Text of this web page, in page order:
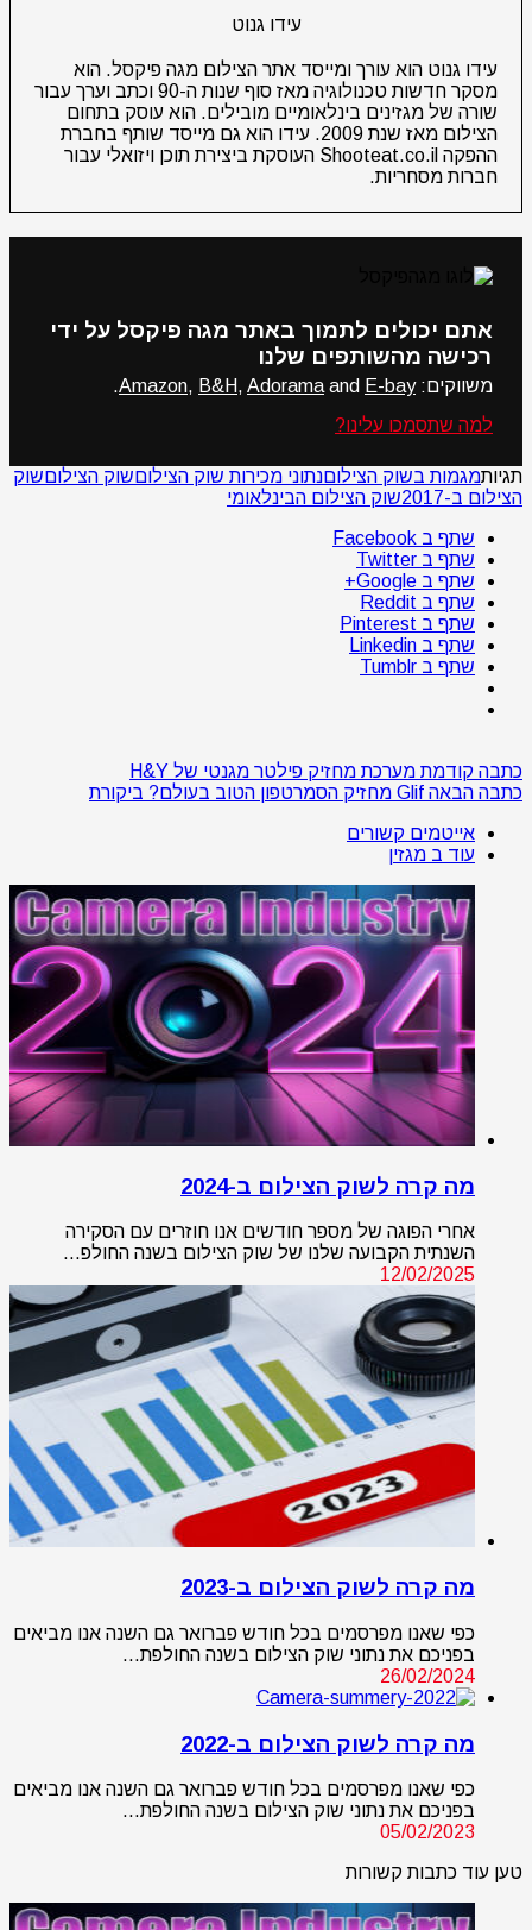
עידו גנוט
עידו גנוט הוא עורך ומייסד אתר הצילום מגה פיקסל. הוא
מסקר חדשות טכנולוגיה מאז סוף שנות ה-90 וכתב וערך עבור
שורה של מגזינים בינלאומיים מובילים. הוא עוסק בתחום
הצילום מאז שנת 2009. עידו הוא גם מייסד שותף בחברת
ההפקה Shooteat.co.il העוסקת ביצירת תוכן ויזואלי עבור
חברות מסחריות.
אתם יכולים לתמוך באתר מגה פיקסל על ידי
רכישה מהשותפים שלנו
משווקים: Amazon, B&H, Adorama and E-bay
.
למה שתסמכו עלינו?
תגיותמגמות בשוק הצילוםנתוני מכירות שוק הצילוםשוק הצילוםשוק
הצילום ב-2017
שוק הצילום הבינלאומי
שתף ב Facebook
שתף ב Twitter
שתף ב Google+
שתף ב Reddit
שתף ב Pinterest
שתף ב Linkedin
שתף ב Tumblr
כתבה קודמת מערכת מחזיק פילטר מגנטי של H&Y
כתבה הבאה
אייטמים קשורים
עוד ב מגזין
מה קרה לשוק הצילום ב-2024
אחרי הפוגה של מספר חודשים אנו חוזרים עם הסקירה
השנתית הקבועה שלנו של שוק הצילום בשנה החולפ…
12/02/2025
מה קרה לשוק הצילום ב-2023
כפי שאנו מפרסמים בכל חודש פברואר גם השנה אנו מביאים
בפניכם את נתוני שוק הצילום בשנה החולפת…
26/02/2024
מה קרה לשוק הצילום ב-2022
כפי שאנו מפרסמים בכל חודש פברואר גם השנה אנו מביאים
בפניכם את נתוני שוק הצילום בשנה החולפת…
05/02/2023
טען עוד כתבות קשורות